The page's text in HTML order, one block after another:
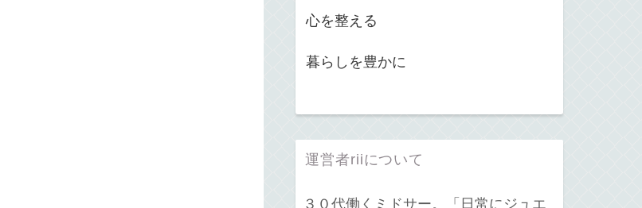
心を整える
暮らしを豊かに
運営者riiについて
３０代働くミドサー。「日常にジュエ